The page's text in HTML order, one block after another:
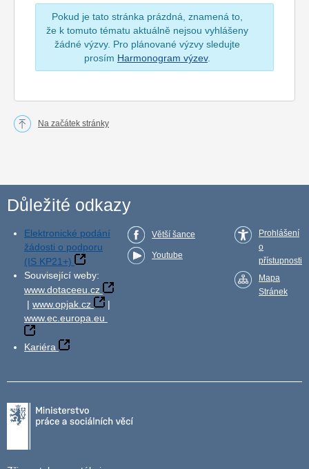
Pokud je tato stránka prázdná, znamená to,
že k tomuto tématu aktuálně nejsou vyhlášeny
žádné výzvy. Pro plánované výzvy sledujte
prosím Harmonogram výzev.
Na začátek stránky
Důležité odkazy
Elektronické podání
žádosti o podporu
(IS KP21+)
Související weby:
www.dotaceeu.cz
| www.opjak.cz
|
www.ec.europa.eu
Kariéra
Větší šance
Youtube
Prohlášení
o
přístupnosti
Mapa
Stránek